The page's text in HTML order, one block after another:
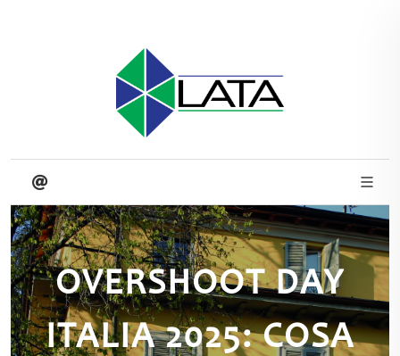
OVERSHOOT DAY
ITALIA 2025: COSA